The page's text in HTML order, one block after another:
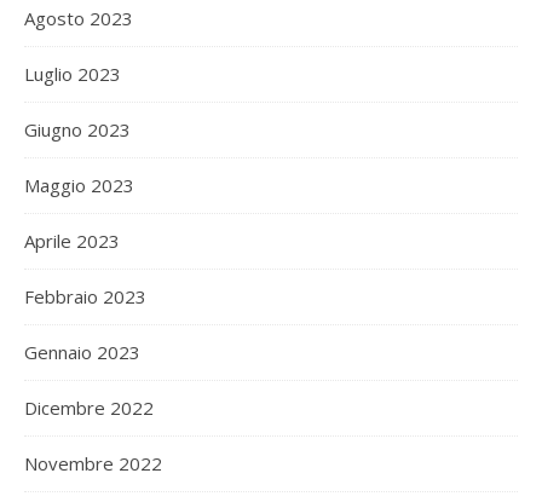
Agosto 2023
Luglio 2023
Giugno 2023
Maggio 2023
Aprile 2023
Febbraio 2023
Gennaio 2023
Dicembre 2022
Novembre 2022